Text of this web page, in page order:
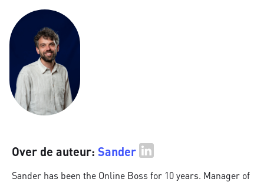
Over de auteur: Sander
Sander has been the Online Boss for 10 years. Manager of